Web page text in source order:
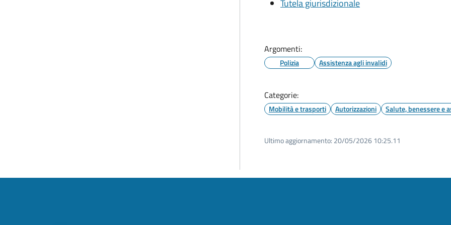
Tutela giurisdizionale
Argomenti:
Polizia Assistenza agli invalidi
Categorie:
Mobilità e trasporti Autorizzazioni Salute, benessere e
Ultimo aggiornamento: 20/05/2026 10:25.11